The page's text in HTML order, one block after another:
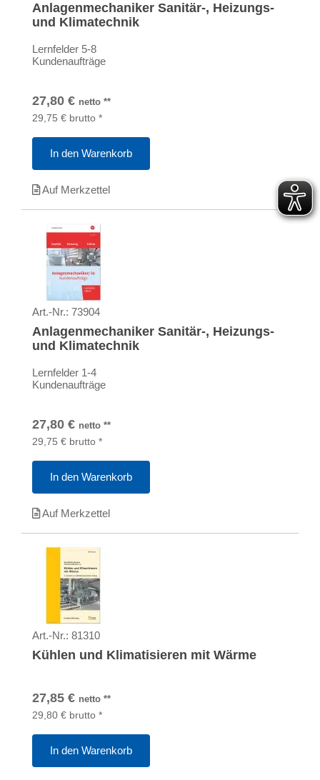
Anlagenmechaniker Sanitär-, Heizungs-
und Klimatechnik
Lernfelder 5-8
Kundenaufträge
27,80 € netto **
29,75 € brutto *
In den Warenkorb
Auf Merkzettel
Art.-Nr.: 73904
Anlagenmechaniker Sanitär-, Heizungs-
und Klimatechnik
Lernfelder 1-4
Kundenaufträge
27,80 € netto **
29,75 € brutto *
In den Warenkorb
Auf Merkzettel
Art.-Nr.: 81310
Kühlen und Klimatisieren mit Wärme
27,85 € netto **
29,80 € brutto *
In den Warenkorb